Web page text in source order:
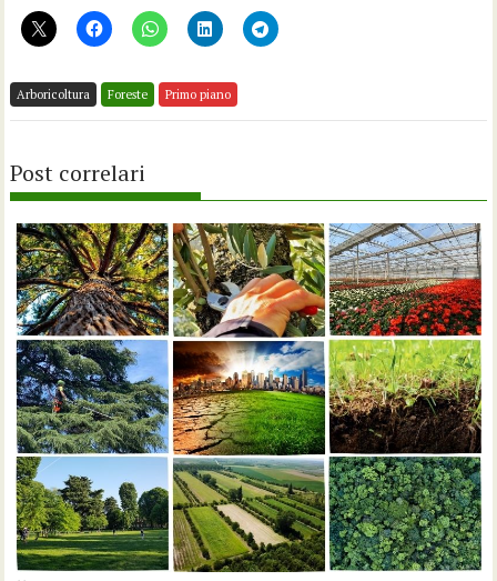
Arboricoltura Foreste Primo piano
Post correlari